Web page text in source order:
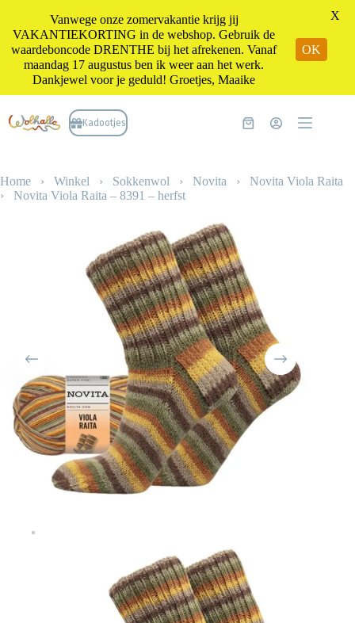
naar
de
Kadootjes Winkelwagen
Home › Winkel › Sokkenwol › Novita › Novita Viola Raita
› Novita Viola Raita – 8391 – herfst
Vanwege onze zomervakantie krijg jij
VAKANTIEKORTING in de webshop. Gebruik de
waardeboncode DRENTHE bij het afrekenen. Vanaf
maandag 17 augustus ben ik weer aan het werk.
Dankjewel voor je geduld! Groetjes, Maaike
OK
X